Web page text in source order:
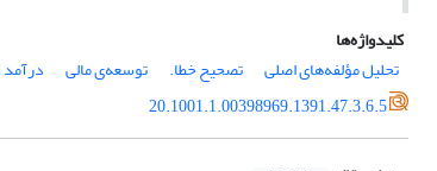
کلیدواژه‌ها
تحلیل مؤلفه‌های اصلی
تصحیح خطا. توسعه‌ی مالی
20.1001.1.00398969.1391.47.3.6.5